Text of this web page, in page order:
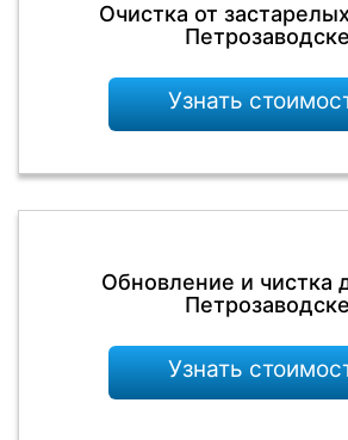
Очистка от
Петрозаводске
Узнать
Обновление и чистка
Петрозаводске
Узнать